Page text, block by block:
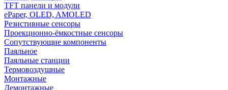
TFT панели и модули
ePaper, OLED, AMOLED
Резистивные сенсоры
Проекционно-ёмкостные сенсоры
Сопутствующие компоненты
Паяльное
Паяльные станции
Термовоздушные
Монтажные
Демонтажные